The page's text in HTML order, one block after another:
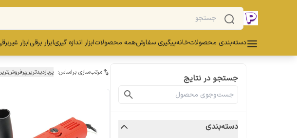
دسته‌بندی محصولاتخانهپیگیری سفارشهمه محصولاتابزار اندازه گیریابزار برقیابزار
جستجو در نتایج
دسته‌بندی
مرتب‌سازی براساس: پربازدیدترین